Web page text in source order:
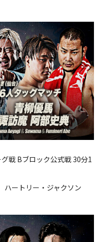
戦 Bブロック公式戦 30分1
トリー・ジャクソン